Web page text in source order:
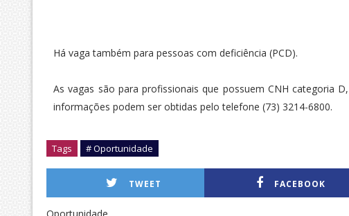
Há vaga também para pessoas com deficiência (PCD).
As vagas são para profissionais que possuem CNH categoria
informações podem ser obtidas pelo telefone (73) 3214-6800.
Tags # Oportunidade
TWEET FACEBOOK
Oportunidade